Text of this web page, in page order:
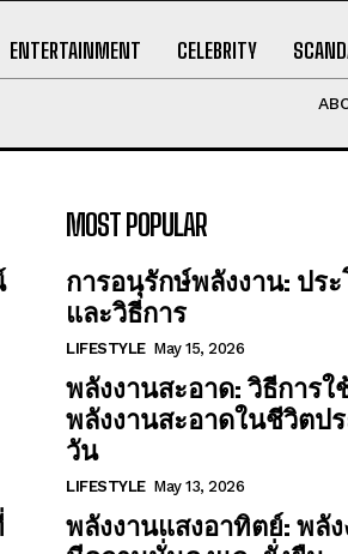
ENTERTAINMENT CELEBRITY
MOST POPULAR
การอนุรักษ์พลังงาน: ปร
และวิธีการ
LIFESTYLE May 15, 2026
พลังงานสะอาด: วิธีการใ
พลังงานสะอาดในชีวิตป
วัน
LIFESTYLE May 13, 2026
พลังงานแสงอาทิตย์: พลั